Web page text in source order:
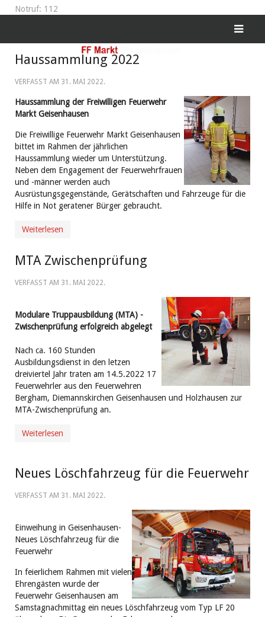
Notruf: 112
Haussammlung 2022
VERFASST AM 31. MAI 2022.
Haussammlung der Freiwilligen Feuerwehr
Markt Geisenhausen
Die Freiwillige Feuerwehr Markt Geisenhausen
bittet im Rahmen der jährlichen
Haussammlung wieder um Unterstützung.
Neben dem Engagement der Feuerwehrfrauen
und -männer werden auch
Ausrüstungsgegenstände, Gerätschaften und Fahrzeuge für die
Hilfe in Not geratener Bürger gebraucht.
Weiterlesen
MTA Zwischenprüfung
VERFASST AM 31. MAI 2022.
Modulare Truppausbildung (MTA) -
Zwischenprüfung erfolgreich abgelegt
Nach ca. 160 Stunden
Ausbildungsdienst in den letzen
dreiviertel Jahr traten am 14.5.2022 17
Feuerwehrler aus den Feuerwehren
Bergham, Diemannskirchen Geisenhausen und Holzhausen zur
MTA-Zwischenprüfung an.
Weiterlesen
Neues Löschfahrzeug für die Feuerwehr
VERFASST AM 31. MAI 2022.
Einweihung in Geisenhausen-
Neues Löschfahrzeug für die
Feuerwehr
In feierlichem Rahmen mit vielen
Ehrengästen wurde der
Feuerwehr Geisenhausen am
Samstagnachmittag ein neues Löschfahrzeug vom Typ LF 20